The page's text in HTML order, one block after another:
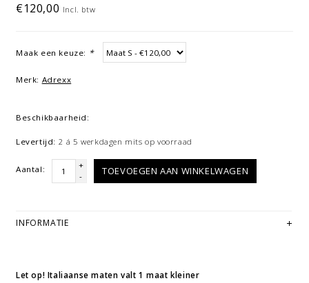
€120,00 Incl. btw
Maak een keuze: *
Merk: Adrexx
Beschikbaarheid:
Levertijd: 2 á 5 werkdagen mits op voorraad
Aantal:
+
-
TOEVOEGEN AAN WINKELWAGEN
INFORMATIE
Let op! Italiaanse maten valt 1 maat kleiner